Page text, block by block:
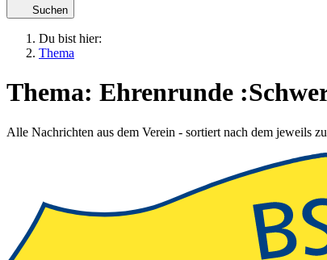
Suchen
Du bist hier:
Thema
Thema: Ehrenrunde :
Alle Nachrichten aus dem Verein - sortiert nach dem jeweils